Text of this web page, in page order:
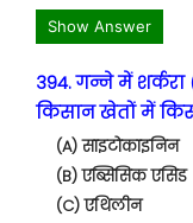
Show Answer
394. गन्ने में शर्करा
किसान खेतों में किस
(A) साइटोकाइनिन
(B) एब्सिसिक एसिड
(C) एथिलीन